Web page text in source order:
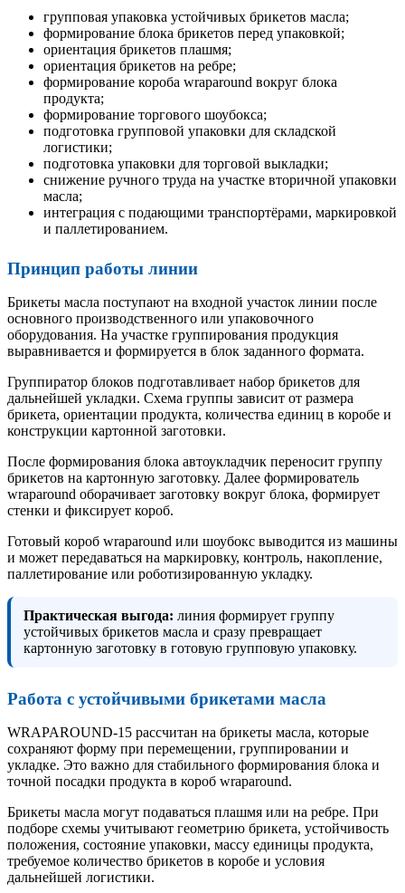
групповая упаковка устойчивых брикетов масла;
формирование блока брикетов перед упаковкой;
ориентация брикетов плашмя;
ориентация брикетов на ребре;
формирование короба wraparound вокруг блока
продукта;
формирование торгового шоубокса;
подготовка групповой упаковки для складской
логистики;
подготовка упаковки для торговой выкладки;
снижение ручного труда на участке вторичной упаковки
масла;
интеграция с подающими транспортёрами, маркировкой
и паллетированием.
Принцип работы линии
Брикеты масла поступают на входной участок линии после
основного производственного или упаковочного
оборудования. На участке группирования продукция
выравнивается и формируется в блок заданного формата.
Группиратор блоков подготавливает набор брикетов для
дальнейшей укладки. Схема группы зависит от размера
брикета, ориентации продукта, количества единиц в коробе и
конструкции картонной заготовки.
После формирования блока автоукладчик переносит группу
брикетов на картонную заготовку. Далее формирователь
wraparound оборачивает заготовку вокруг блока, формирует
стенки и фиксирует короб.
Готовый короб wraparound или шоубокс выводится из машины
и может передаваться на маркировку, контроль, накопление,
паллетирование или роботизированную укладку.
Практическая выгода: линия формирует группу
устойчивых брикетов масла и сразу превращает
картонную заготовку в готовую групповую упаковку.
Работа с устойчивыми брикетами масла
WRAPAROUND-15 рассчитан на брикеты масла, которые
сохраняют форму при перемещении, группировании и
укладке. Это важно для стабильного формирования блока и
точной посадки продукта в короб wraparound.
Брикеты масла могут подаваться плашмя или на ребре. При
подборе схемы учитывают геометрию брикета, устойчивость
положения, состояние упаковки, массу единицы продукта,
требуемое количество брикетов в коробе и условия
дальнейшей логистики.